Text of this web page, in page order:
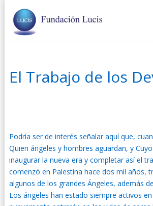
El Trabajo de los
Podría ser de interés señalar aquí que,
Quien ángeles y hombres aguardan, y
inaugurar la nueva era y completar así el
comenzó en Palestina hace dos mil años,
algunos de los grandes Ángeles, además
Los ángeles han estado siempre activos